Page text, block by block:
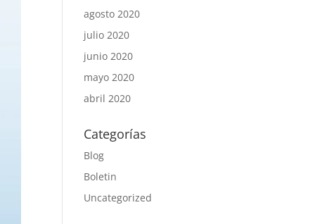
agosto 2020
julio 2020
junio 2020
mayo 2020
abril 2020
Categorías
Blog
Boletin
Uncategorized